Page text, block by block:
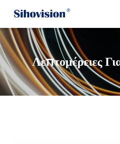
Λεπτομέρειες